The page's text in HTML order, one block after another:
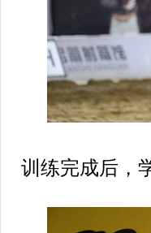
训练完成后，